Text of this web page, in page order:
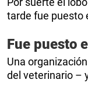
tarde fue puesto
Fue puesto
Una
del veterinario –